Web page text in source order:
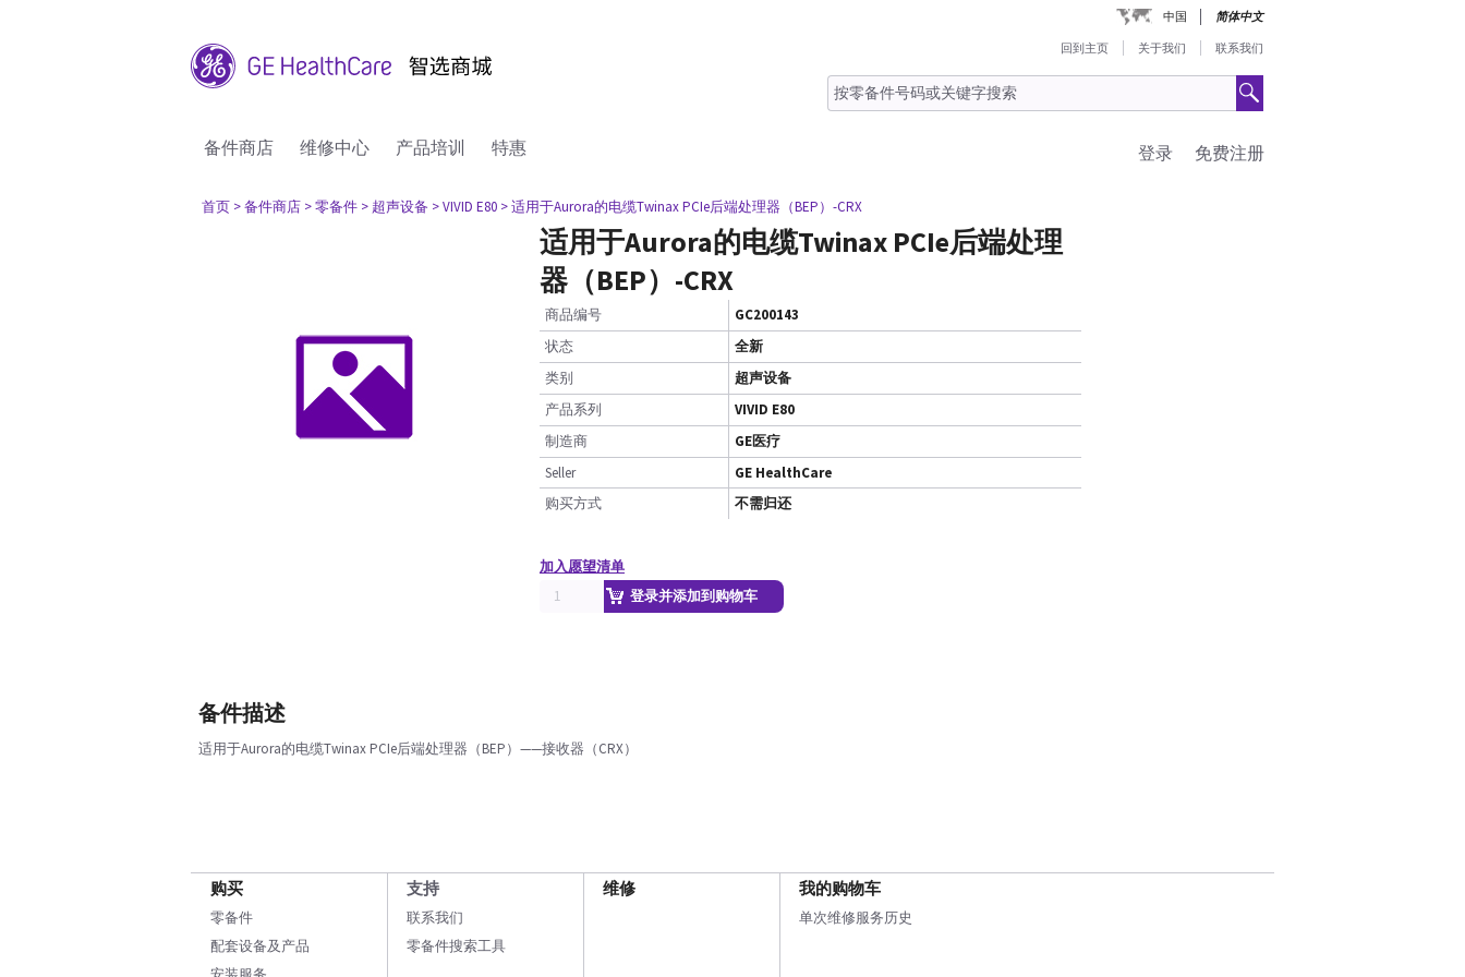
中国 简体中文
回到主页 关于我们 联系我们
备件商店 维修中心 产品培训 特惠 免费注册
登录
首页 > 备件商店 > 零备件 > 超声设备 > VIVID E80 > 适用于Aurora的电缆Twinax PCIe后端处理器（BEP）-CRX
适用于Aurora的电缆Twinax PCIe后端处理
器（BEP）-CRX
商品编号
GC200143
状态
全新
类别
超声设备
产品系列
VIVID E80
制造商
GE医疗
Seller
GE HealthCare
购买方式
不需归还
加入愿望清单
登录并添加到购物车
备件描述
适用于Aurora的电缆Twinax PCIe后端处理器（BEP）——接收器（CRX）
购买
零备件
配套设备及产品
支持
联系我们
零备件搜索工具
维修 我的购物车
单次维修服务历史